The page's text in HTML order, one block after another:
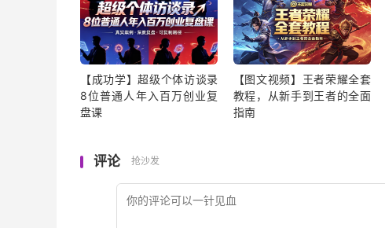
【成功学】超级个体访谈录
8位普通人年入百万创业复
盘课
【图文视频】王者荣耀全套
教程，从新手到王者的全面
指南
评论 抢沙发